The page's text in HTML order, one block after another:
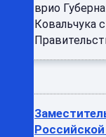
врио
Ковальчука